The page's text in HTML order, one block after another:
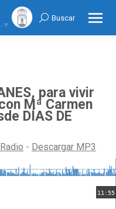
Search:
Buscar
para vivir
Mª Carmen
DÍAS DE
- Descargar MP3
11:55